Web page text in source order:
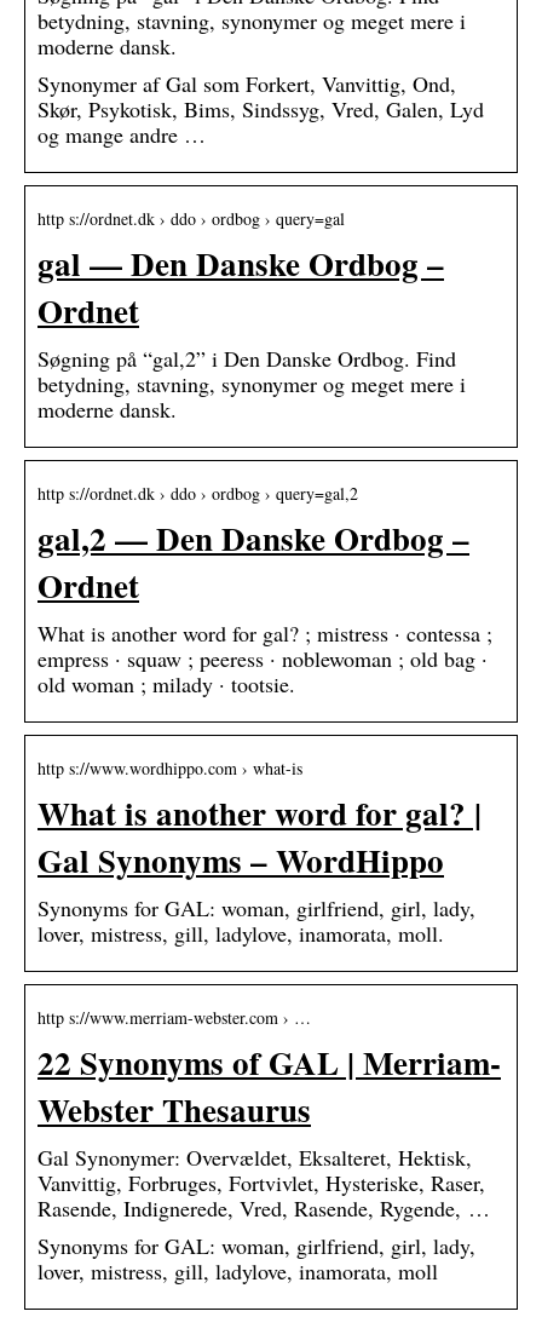
betydning, stavning, synonymer og meget mere i
moderne dansk.
Synonymer af Gal som Forkert, Vanvittig, Ond,
Skør, Psykotisk, Bims, Sindssyg, Vred, Galen, Lyd
og mange andre …
http s://ordnet.dk › ddo › ordbog › query=gal
gal — Den Danske Ordbog –
Ordnet
Søgning på “gal,2” i Den Danske Ordbog. Find
betydning, stavning, synonymer og meget mere i
moderne dansk.
http s://ordnet.dk › ddo › ordbog › query=gal,2
gal,2 — Den Danske Ordbog –
Ordnet
What is another word for gal? ; mistress · contessa ;
empress · squaw ; peeress · noblewoman ; old bag ·
old woman ; milady · tootsie.
http s://www.wordhippo.com › what-is
What is another word for gal? |
Gal Synonyms – WordHippo
Synonyms for GAL: woman, girlfriend, girl, lady,
lover, mistress, gill, ladylove, inamorata, moll.
http s://www.merriam-webster.com › …
22 Synonyms of GAL | Merriam-
Webster Thesaurus
Gal Synonymer: Overvældet, Eksalteret, Hektisk,
Vanvittig, Forbruges, Fortvivlet, Hysteriske, Raser,
Rasende, Indignerede, Vred, Rasende, Rygende, …
Synonyms for GAL: woman, girlfriend, girl, lady,
lover, mistress, gill, ladylove, inamorata, moll